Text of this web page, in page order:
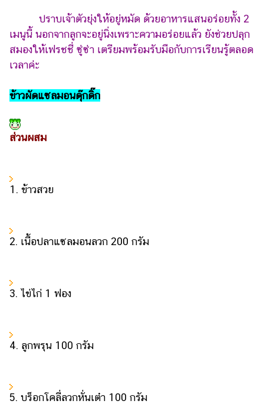
ไตล์
วง
ผู้
ผู้ชาย
เที่ยว
ง่ายๆ
และ
มือ
ปราบเจ้าตัวยุ่งให้อยู่หมัด ด้วยอาหารแสนอร่อยทั้ง 2
เมนูนี้ นอกจากลูกจะอยู่นิ่งเพราะความอร่อยแล้ว ยังช่วยปลุก
สมองให้เฟรชชี่ ซู่ซ่า เตรียมพร้อมรับมือกับการเรียนรู้ตลอด
เวลาค่ะ
ข้าวผัดแซลมอนดุ๊กดิ๊ก
ส่วนผสม
1. ข้าวสวย
2. เนื้อปลาแซลมอนลวก 200 กรัม
3. ไข่ไก่ 1 ฟอง
4. ลูกพรุน 100 กรัม
5. บร็อกโคลี่ลวกหั่นเต๋า 100 กรัม